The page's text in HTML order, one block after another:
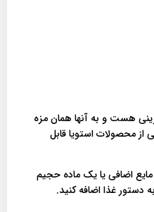
هست و به آنها همان مزه
محصولات استویا قابل
اضافی یا یک ماده حجیم
غذا اضافه کنید.